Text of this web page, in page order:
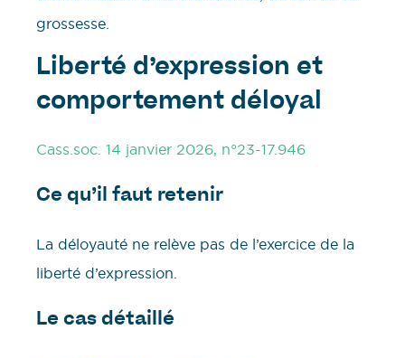
grossesse.
Liberté d’expression et
comportement déloyal
Cass.soc. 14 janvier 2026, n°23-17.946
Ce qu’il faut retenir
La déloyauté ne relève pas de l’exercice de la
liberté d’expression.
Le cas détaillé